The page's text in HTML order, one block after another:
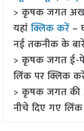
> कृषक जगत
यहांक्लिक करें–
नई तकनीक के
> कृषक जगत ई-
लिंक पर क्लिक
> कृषक जगत की
नीचे दिए गए